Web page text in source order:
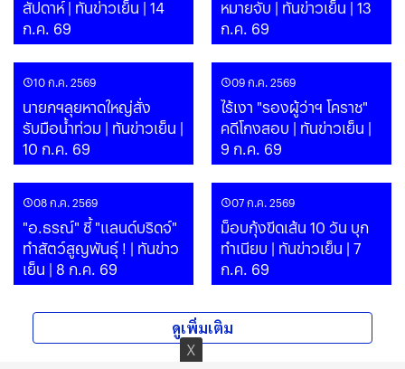
สัปดาห์ | ทันข่าวเย็น | 14
ก.ค. 69
หมายจับ | ทันข่าวเย็น | 13
ก.ค. 69
10 ก.ค. 2569
นายกฯลุยหาดใหญ่สั่ง
รับมือน้ำท่วม | ทันข่าวเย็น |
10 ก.ค. 69
09 ก.ค. 2569
ไร้เงา "รองผู้ว่าฯ โคราช"
คดีโกงสอบ | ทันข่าวเย็น |
9 ก.ค. 69
08 ก.ค. 2569
"อ.ธรณ์" ชี้ "แลนด์บริดจ์"
ทำสัตว์สูญพันธุ์ ! | ทันข่าว
เย็น | 8 ก.ค. 69
07 ก.ค. 2569
ม็อบกุ้งขีดเส้น 10 วัน บุก
ทำเนียบ | ทันข่าวเย็น | 7
ก.ค. 69
ดูเพิ่มเติม